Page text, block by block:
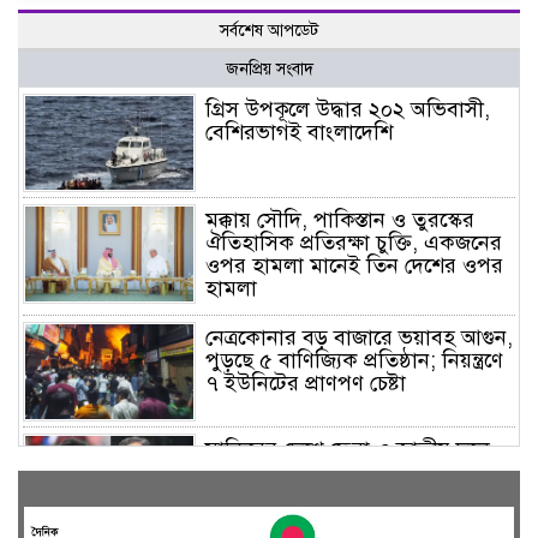
সর্বশেষ আপডেট
জনপ্রিয় সংবাদ
গ্রিস উপকূলে উদ্ধার ২০২ অভিবাসী,
বেশিরভাগই বাংলাদেশি
মক্কায় সৌদি, পাকিস্তান ও তুরস্কের
ঐতিহাসিক প্রতিরক্ষা চুক্তি, একজনের
ওপর হামলা মানেই তিন দেশের ওপর
হামলা
নেত্রকোনার বড় বাজারে ভয়াবহ আগুন,
পুড়ছে ৫ বাণিজ্যিক প্রতিষ্ঠান; নিয়ন্ত্রণে
৭ ইউনিটের প্রাণপণ চেষ্টা
সাকিবের দেশে ফেরা ও জাতীয় দলে
ফেরার সম্ভাবনা নেই, ইঙ্গিত ক্রীড়া